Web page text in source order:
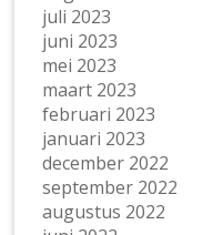
juli 2023
juni 2023
mei 2023
maart 2023
februari 2023
januari 2023
december 2022
september 2022
augustus 2022